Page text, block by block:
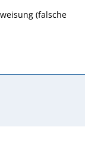
(falsche